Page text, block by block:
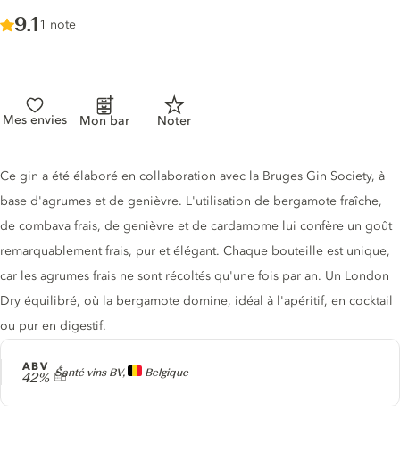
Score :
9.1/ 10
1 note
Mes envies Mon bar Noter
Producteur
Santé vins BV, Belgique
ABV
42%
Description du gin
Ce gin a été élaboré en collaboration avec la Bruges Gin Society, à
base d'agrumes et de genièvre. L'utilisation de bergamote fraîche,
de combava frais, de genièvre et de cardamome lui confère un goût
remarquablement frais, pur et élégant. Chaque bouteille est unique,
car les agrumes frais ne sont récoltés qu'une fois par an. Un London
Dry équilibré, où la bergamote domine, idéal à l'apéritif, en cocktail
ou pur en digestif.